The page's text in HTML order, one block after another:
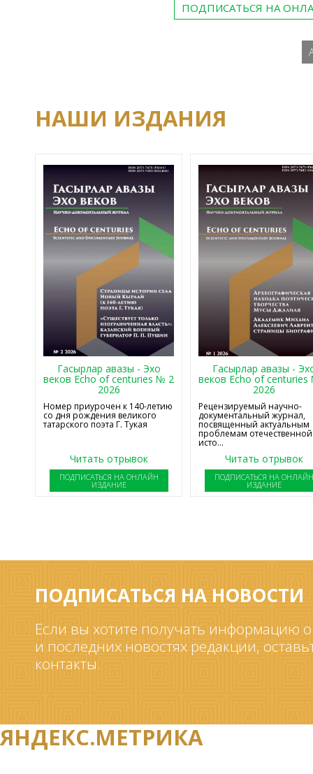
ПОДПИСАТЬСЯ НА
НАШИ ИЗДАНИЯ
Гасырлар авазы - Эхо
веков Echo of centuries № 2
2026
Номер приурочен к 140-летию
со дня рождения великого
татарского поэта Г. Тукая
Читать отрывок
ПОДПИСАТЬСЯ НА ОНЛАЙН
ИЗДАНИЕ
Гасырлар авазы -
веков Echo of
2026
Рецензируемый научно-
документальный журнал,
посвященный актуальным
проблемам отечественной
исто...
Читать отрывок
ПОДПИСАТЬСЯ НА
ИЗДАНИЕ
ПОДПИСАТЬСЯ НА НОВОСТИ
Если вы хотите получать информацию
и последних новостях редакции,
контакты.
ЯНДЕКС.МЕТРИКА